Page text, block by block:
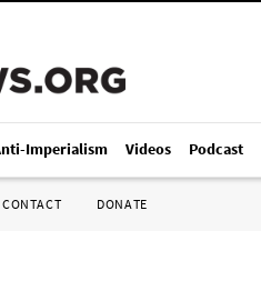
Imperialism Videos Podcast
CONTACT DONATE